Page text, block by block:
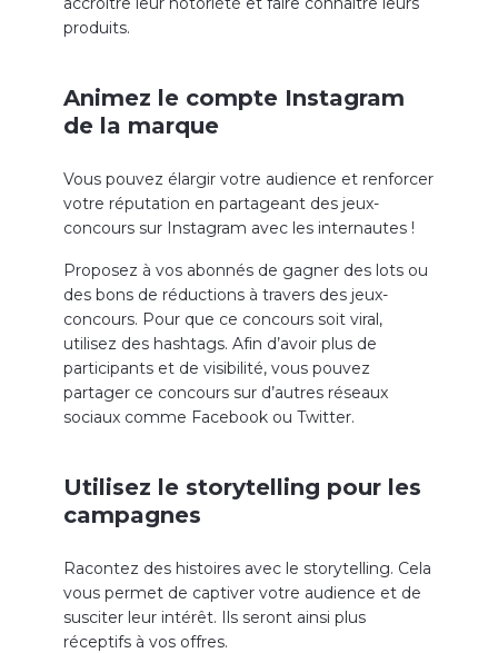
produits.
Animez le compte Instagram
de la marque
Vous pouvez élargir votre audience et renforcer
votre réputation en partageant des jeux-
concours sur Instagram avec les internautes !
Proposez à vos abonnés de gagner des lots ou
des bons de réductions à travers des jeux-
concours. Pour que ce concours soit viral,
utilisez des hashtags. Afin d’avoir plus de
participants et de visibilité, vous pouvez
partager ce concours sur d’autres réseaux
sociaux comme Facebook ou Twitter.
Utilisez le storytelling pour les
campagnes
Racontez des histoires avec le storytelling. Cela
vous permet de captiver votre audience et de
susciter leur intérêt. Ils seront ainsi plus
réceptifs à vos offres.